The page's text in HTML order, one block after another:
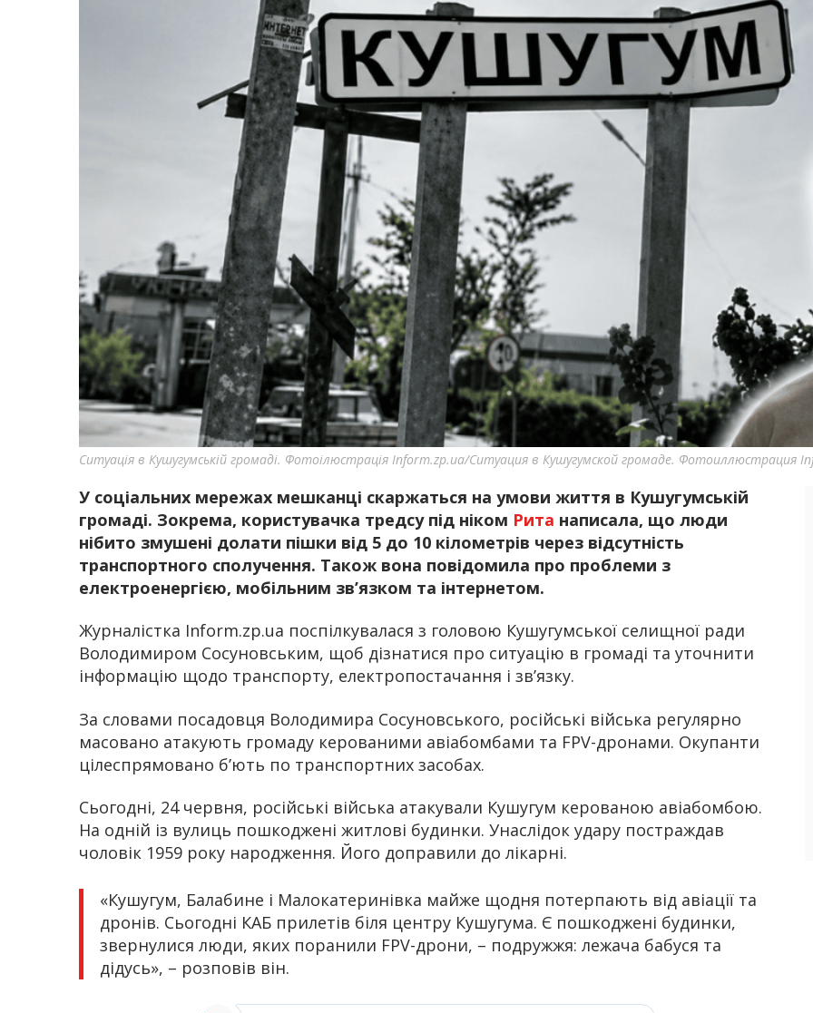
Ситуація в Кушугумській громаді. Фотоілюстрація Inform.zp.ua/Ситуация в Кушугумской громаде. Фотоиллюстрация
У соціальних мережах мешканці скаржаться на умови життя в Кушугумській
громаді. Зокрема, користувачка тредсу під ніком Рита написала, що люди
нібито змушені долати пішки від 5 до 10 кілометрів через відсутність
транспортного сполучення. Також вона повідомила про проблеми з
електроенергією, мобільним зв’язком та інтернетом.
Журналістка Inform.zp.ua поспілкувалася з головою Кушугумської селищної ради
Володимиром Сосуновським, щоб дізнатися про ситуацію в громаді та уточнити
інформацію щодо транспорту, електропостачання і зв’язку.
За словами посадовця Володимира Сосуновського, російські війська регулярно
масовано атакують громаду керованими авіабомбами та FPV-дронами. Окупанти
цілеспрямовано б’ють по транспортних засобах.
Сьогодні, 24 червня, російські війська атакували Кушугум керованою авіабомбою.
На одній із вулиць пошкоджені житлові будинки. Унаслідок удару постраждав
чоловік 1959 року народження. Його доправили до лікарні.
«Кушугум, Балабине і Малокатеринівка майже щодня потерпають від авіації та
дронів. Сьогодні КАБ прилетів біля центру Кушугума. Є пошкоджені будинки,
звернулися люди, яких поранили FPV-дрони, – подружжя: лежача бабуся та
дідусь», – розповів він.